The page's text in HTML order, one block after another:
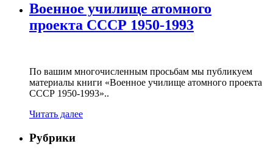
Военное училище атомного
проекта СССР 1950-1993
По вашим многочисленным просьбам мы публикуем
материалы книги «Военное училище атомного проекта
СССР 1950-1993»..
Читать далее
Рубрики